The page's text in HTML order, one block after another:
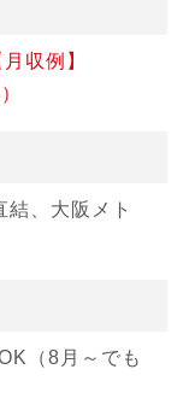
収例】
、大阪メト
（8月～でも